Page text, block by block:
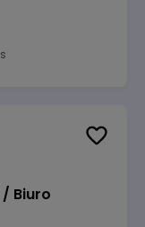
Biuro